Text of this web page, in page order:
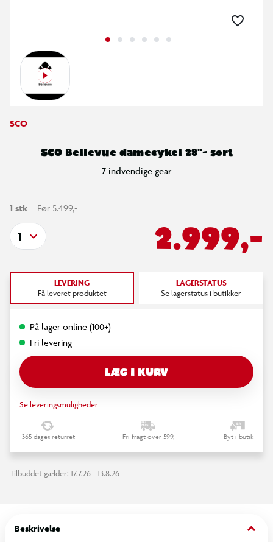
SCO
SCO Bellevue damecykel 28"- sort
7 indvendige gear
1 stk Før 5.499,-
2.999,-
1
LEVERING
Få leveret produktet
LAGERSTATUS
Se lagerstatus i butikker
På lager online (100+)
Fri levering
LÆG I KURV
Se leveringsmuligheder
365 dages returret Fri fragt over 599,- Byt i butik
Tilbuddet gælder: 17.7.26 - 13.8.26
Beskrivelse keyboard_arrow_down